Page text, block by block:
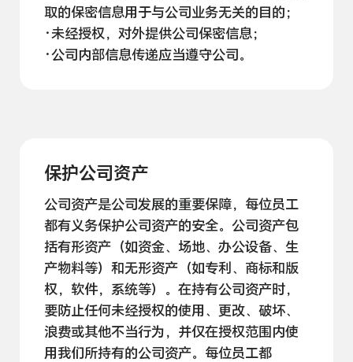
取的保密信息用于与公司业务无关的目的；
·未经授权，对外提供公司保密信息；
·公司内部信息传递应当遵守公司。
保护公司资产
公司资产是公司发展的重要保障，每位员工
都有义务保护公司资产的安全。公司资产包
括有形资产（如资金、场地、办公设备、生
产物料等）和无形资产（如专利、商标和版
权，软件，系统等）。在持有公司资产时，
要防止任何未经授权的使用、更改、破坏、
浪费或其他不当行为，并仅在授权范围内使
用我们所持有的公司资产。每位员工都